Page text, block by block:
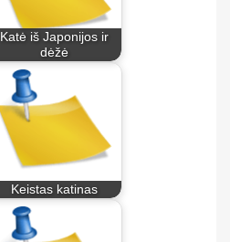
Katė iš Japonijos ir
dėžė
Keistas katinas